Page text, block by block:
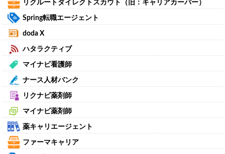
リクルートダイレクトスカウト（旧：キャリアカーバー）
Spring転職エージェント
doda X
ハタラクティブ
マイナビ看護師
ナース人材バンク
リクナビ薬剤師
マイナビ薬剤師
薬キャリエージェント
ファーマキャリア